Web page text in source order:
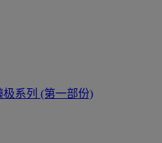
极系列 (第一部份)